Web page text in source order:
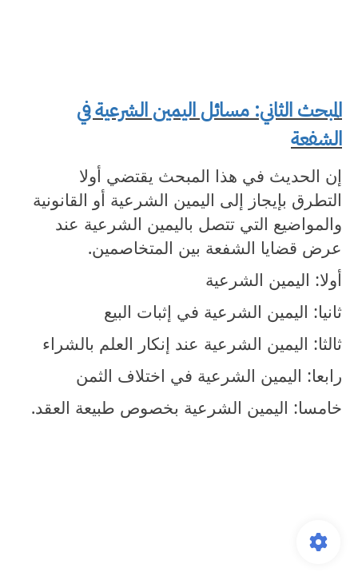
المبحث الثاني: مسائل اليمين الشرعية في
الشفعة
إن الحديث في هذا المبحث يقتضي أولا
التطرق بإيجاز إلى اليمين الشرعية أو القانونية
والمواضيع التي تتصل باليمين الشرعية عند
عرض قضايا الشفعة بين المتخاصمين.
أولا: اليمين الشرعية
ثانيا: اليمين الشرعية في إثبات البيع
ثالثا: اليمين الشرعية عند إنكار العلم بالشراء
رابعا: اليمين الشرعية في اختلاف الثمن
خامسا: اليمين الشرعية بخصوص طبيعة العقد.